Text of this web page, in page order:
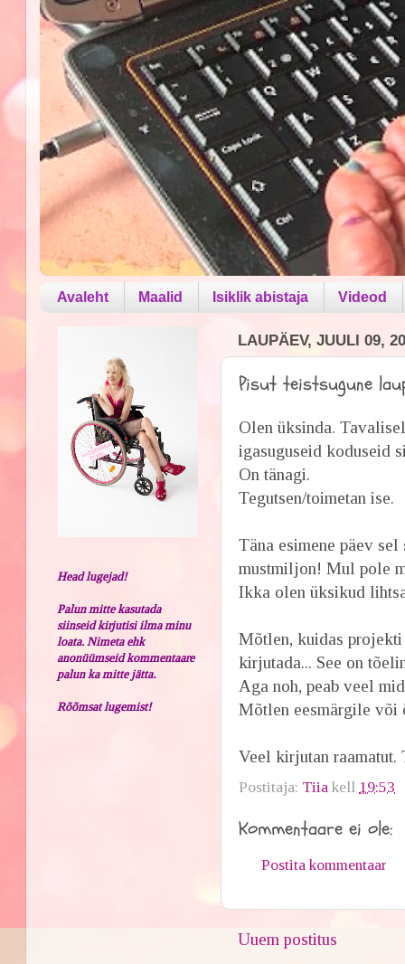
Avaleht Maalid Isiklik abistaja Videod
LAUPÄEV, JUULI 09,
Pisut teistsugune
Olen üksinda.
igasuguseid koduseid
On tänagi.
Tegutsen/toimetan ise.
Täna esimene päev
mustmiljon! Mul pole
Ikka olen üksikud
Mõtlen, kuidas
kirjutada... See on
Aga noh, peab veel
Mõtlen eesmärgile või
Veel kirjutan raamatut.
Postitaja: Tiia kell 19:53
Kommentaare ei ole:
Postita kommentaar
Uuem postitus
Head lugejad!
Palun mitte kasutada
siinseid kirjutisi ilma minu
loata. Nimeta ehk
anonüümseid kommentaare
palun ka mitte jätta.
Rõõmsat lugemist!